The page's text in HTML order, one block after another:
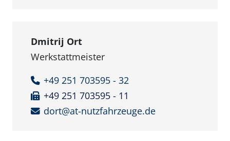
Dmitrij Ort
Werkstattmeister
+49 251 703595 - 32
+49 251 703595 - 11
dort@at-nutzfahrzeuge.de